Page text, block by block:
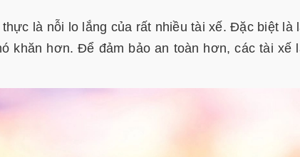
là nỗi lo lắng của rất nhiều tài xế. Đặc biệt là
khăn hơn. Để đảm bảo an toàn hơn, các tài xế